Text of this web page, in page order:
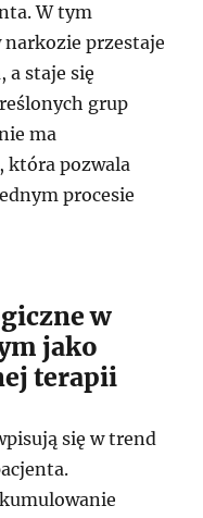
W tym
narkozie przestaje
a staje się
grup
ma
która pozwala
procesie
w
jako
terapii
się w trend